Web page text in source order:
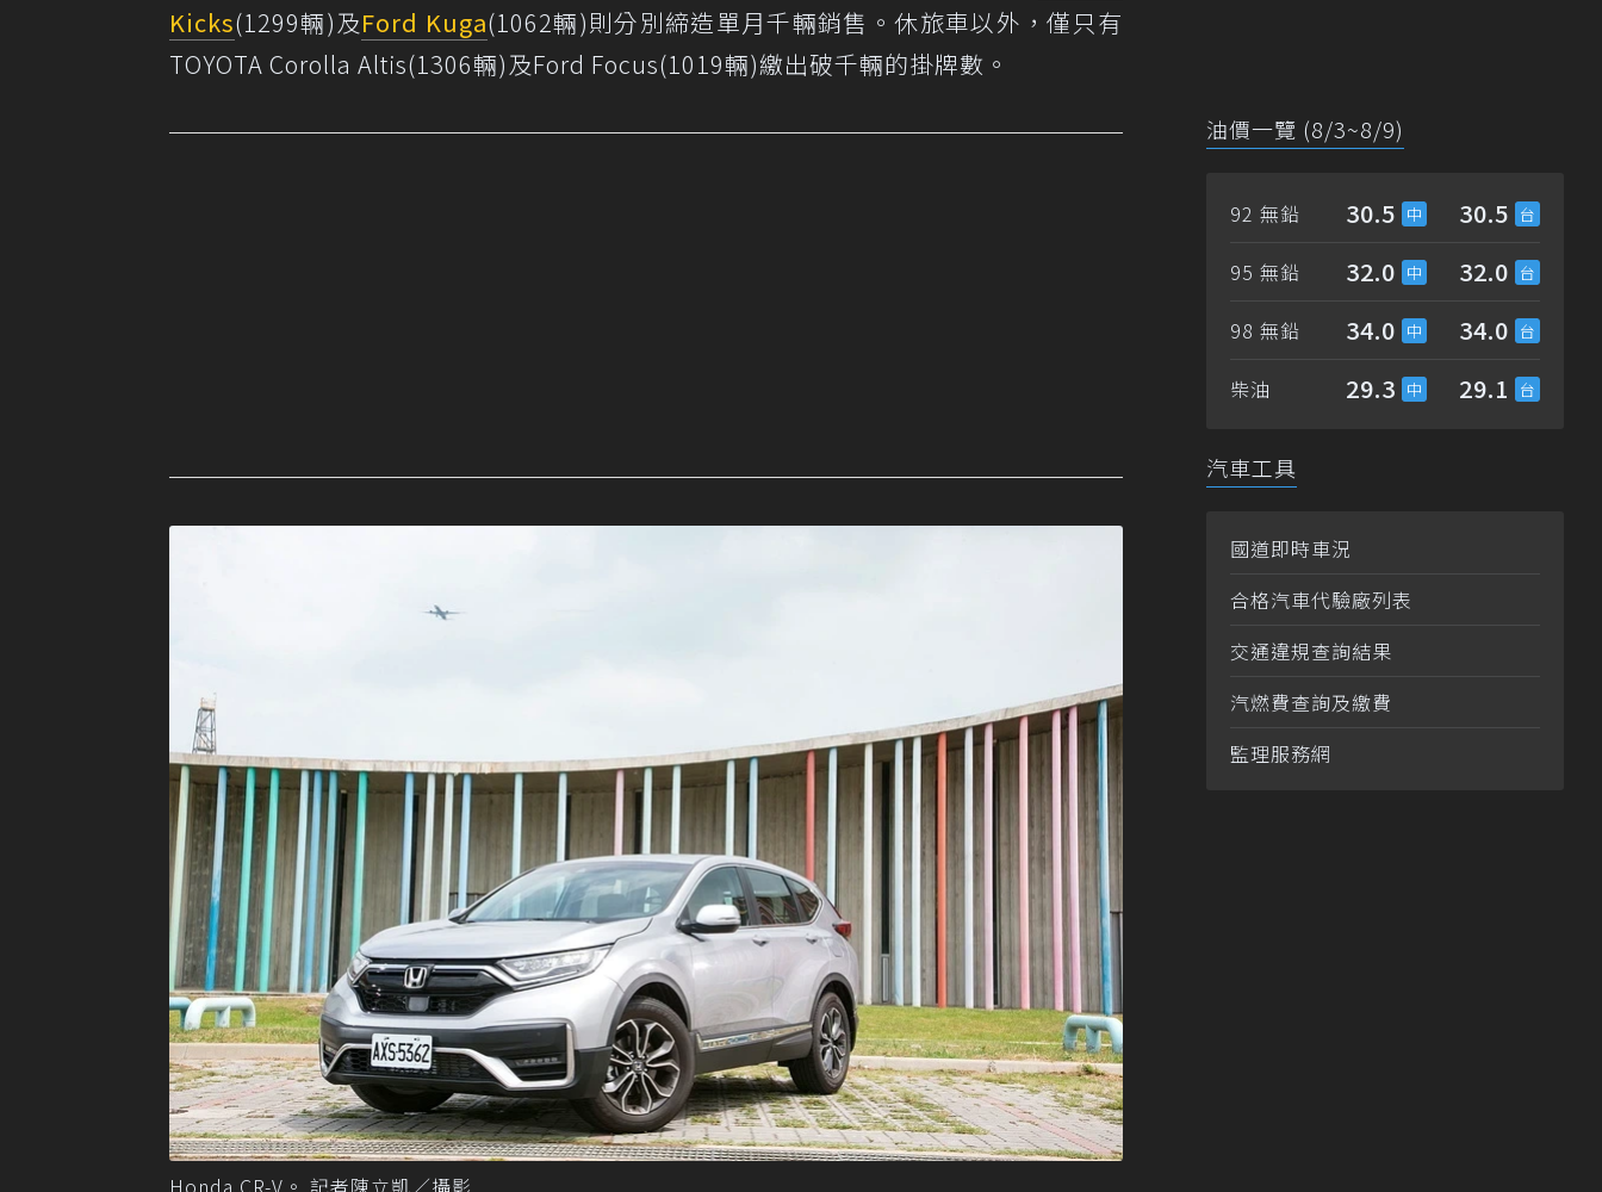
Kicks(1299輛)及Ford Kuga(1062輛)則分別締造單月千輛銷售。休旅車以外，僅只有
TOYOTA Corolla Altis(1306輛)及Ford Focus(1019輛)繳出破千輛的掛牌數。
Honda CR-V。 記者陳立凱／攝影
油價一覽 (8/3~8/9)
92 無鉛 30.5 30.5
95 無鉛 32.0 32.0
98 無鉛 34.0 34.0
柴油 29.3 29.1
汽車工具
國道即時車況
合格汽車代驗廠列表
交通違規查詢結果
汽燃費查詢及繳費
監理服務網